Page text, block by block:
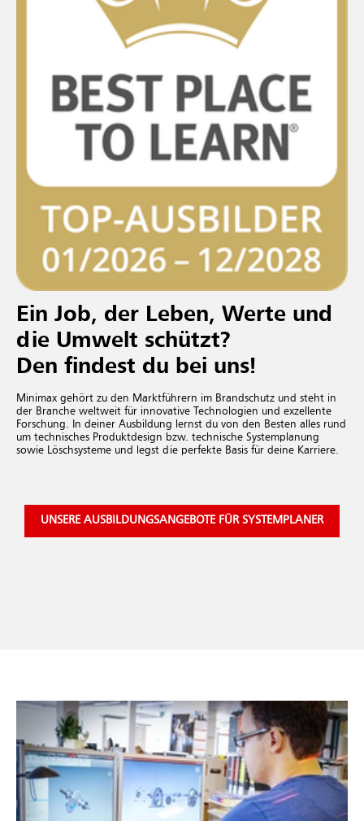
Ein Job, der Leben, Werte und
die Umwelt schützt?
Den findest du bei uns!
Minimax gehört zu den Marktführern im Brandschutz und steht in
der Branche weltweit für innovative Technologien und exzellente
Forschung. In deiner Ausbildung lernst du von den Besten alles rund
um technisches Produktdesign bzw. technische Systemplanung
sowie Löschsysteme und legst die perfekte Basis für deine Karriere.
UNSERE AUSBILDUNGSANGEBOTE FÜR SYSTEMPLANER